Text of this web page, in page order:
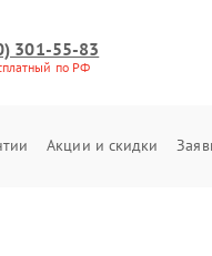
301-55-83
по РФ
Акции и скидки